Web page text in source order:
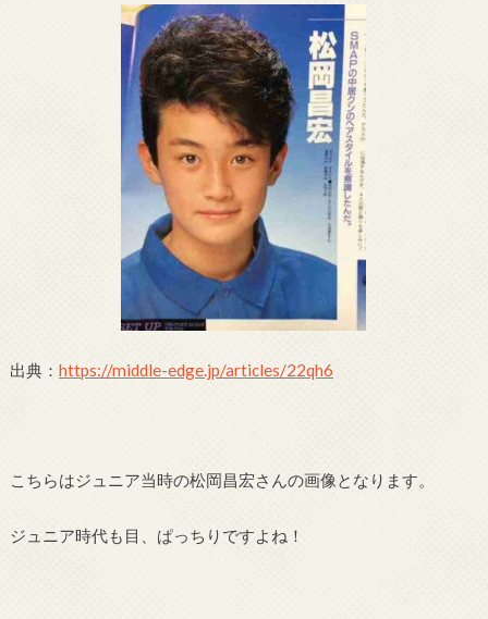
出典： https://middle-edge.jp/articles/22qh6
こちらはジュニア当時の松岡昌宏さんの画像となります。
ジュニア時代も目、ぱっちりですよね！